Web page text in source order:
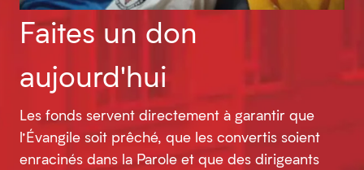
Faites un don
aujourd'hui
Les fonds servent directement à garantir que
l’Évangile soit prêché, que les convertis soient
enracinés dans la Parole et que des dirigeants